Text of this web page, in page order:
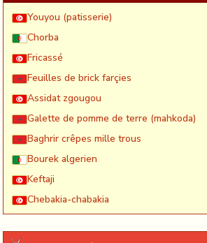
Youyou (patisserie)
Chorba
Fricassé
Feuilles de brick farçies
Assidat zgougou
Galette de pomme de terre (mahkoda)
Baghrir crêpes mille trous
Bourek algerien
Keftaji
Chebakia-chabakia